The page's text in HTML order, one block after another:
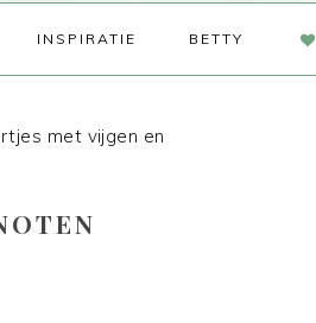
INSPIRATIE BETTY
NAV
met vijgen en